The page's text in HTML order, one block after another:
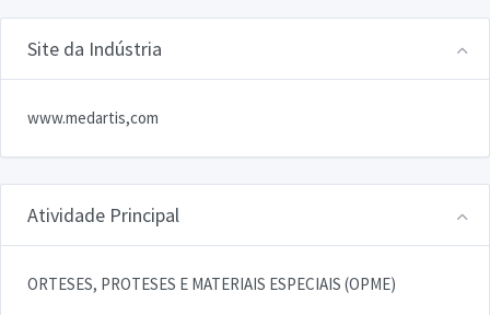
Site da Indústria
www.medartis,com
Atividade Principal
ORTESES, PROTESES E MATERIAIS ESPECIAIS (OPME)